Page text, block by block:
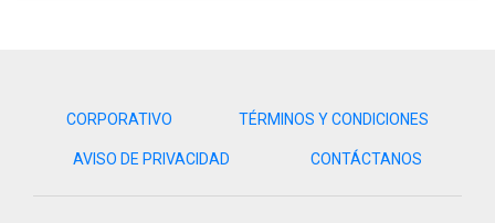
CORPORATIVO TÉRMINOS Y CONDICIONES
AVISO DE PRIVACIDAD CONTÁCTANOS